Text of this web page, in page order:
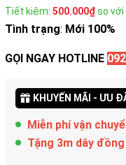
Tiết kiệm: 500.000₫so
Tình trạng: Mới 100%
GỌI NGAY HOTLINE
KHUYẾN MÃI - ƯU
Miễn phí vận
Tặng 3m dây đồng